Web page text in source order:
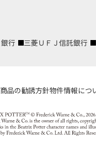
行 三菱ＵＦＪ信託銀行
品の勧誘方針物件情報につ